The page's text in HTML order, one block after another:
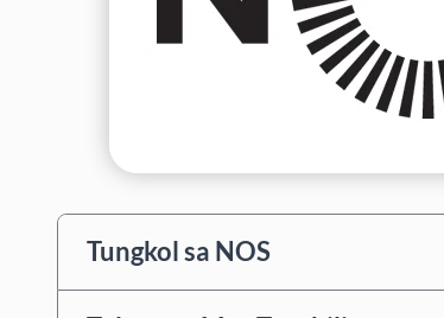
Tungkol sa NOS